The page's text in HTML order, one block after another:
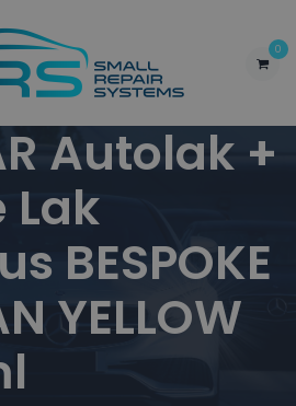
0
Autolak +
Lak
BESPOKE
YELLOW